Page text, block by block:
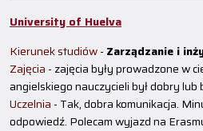
University of Huelva
Kierunek studiów- Zarządzanie i
Zajęcia - zajęcia były prowadzone w
angielskiego nauczycieli był dobry lub
Uczelnia - Tak, dobra komunikacja.
odpowiedź. Polecam wyjazd na